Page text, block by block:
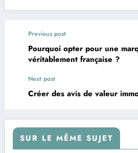
Previous post
Pourquoi opter pour une
véritablement française ?
Next post
Créer des avis de valeur
SUR LE MÊME SUJET